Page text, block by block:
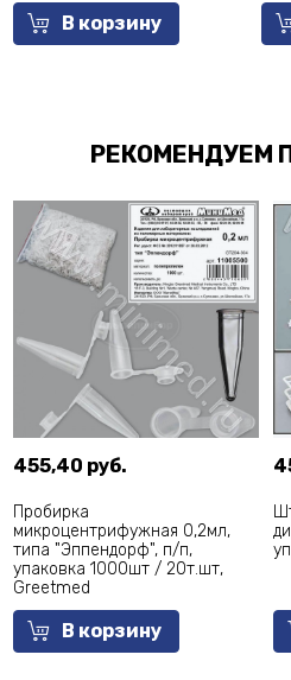
В корзину
РЕКОМЕНДУЕМ
455,40 руб.
Пробирка
микроцентрифужная 0,2мл,
типа "Эппендорф", п/п,
упаковка 1000шт / 20т.шт,
Greetmed
В корзину